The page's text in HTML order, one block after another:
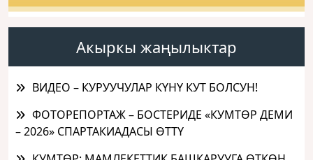
Акыркы жаңылыктар
ВИДЕО – КУРУУЧУЛАР КҮНҮ КУТ БОЛСУН!
ФОТОРЕПОРТАЖ – БОСТЕРИДЕ «КУМТӨР ДЕМИ
– 2026» СПАРТАКИАДАСЫ ӨТТҮ